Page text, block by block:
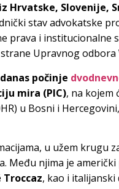
Hrvatske, Slovenije,
stav advokatske
prava i institucionalne
Upravnog odbora
počinje
mira (PIC), na kojem
u Bosni i
u užem krugu
Među njima je
Troccaz, kao i italijanski